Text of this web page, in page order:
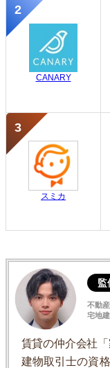
CANARY
スミカ
監
不動
宅地
賃貸の仲介会社
建物取引士の資